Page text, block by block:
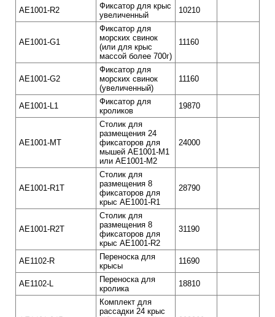
AE1001-R2
Фиксатор для крыс
увеличенный
10210
AE1001-G1
Фиксатор для
морских свинок
(или для крыс
массой более 700г)
11160
AE1001-G2
Фиксатор для
морских свинок
(увеличенный)
11160
AE1001-L1
Фиксатор для
кроликов
19870
AE1001-MT
Столик для
размещения 24
фиксаторов для
мышей AE1001-M1
или AE1001-M2
24000
AE1001-R1T
Столик для
размещения 8
фиксаторов для
крыс AE1001-R1
28790
AE1001-R2T
Столик для
размещения 8
фиксаторов для
крыс AE1001-R2
31190
AE1102-R
Переноска для
крысы
11690
AE1102-L
Переноска для
кролика
18810
Комплект для
рассадки 24 крыс